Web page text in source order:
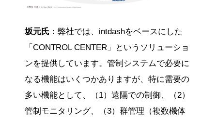
坂元氏 ：弊社では、intdashをベースにした
「CONTROL CENTER」というソリューショ
ンを提供しています。管制システムで必要に
なる機能はいくつかありますが、特に需要の
多い機能として、（1）遠隔での制御、（2）
管制モニタリング、（3）群管理（複数機体